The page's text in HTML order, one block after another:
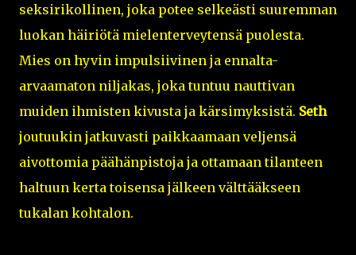
seksirikollinen, joka potee selkeästi suuremman
luokan häiriötä mielenterveytensä puolesta.
Mies on hyvin impulsiivinen ja ennalta-
arvaamaton niljakas, joka tuntuu nauttivan
muiden ihmisten kivusta ja kärsimyksistä. Seth
joutuukin jatkuvasti paikkaamaan veljensä
aivottomia päähänpistoja ja ottamaan tilanteen
haltuun kerta toisensa jälkeen välttääkseen
tukalan kohtalon.